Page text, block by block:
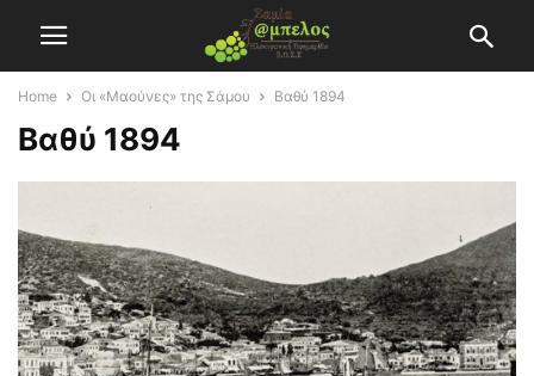
Home Οι «Μαούνες» της Σάμου Βαθύ 1894
Βαθύ 1894